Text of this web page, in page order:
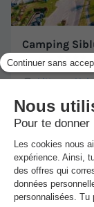
Camping
inclus
Litteau-
Wifi payant